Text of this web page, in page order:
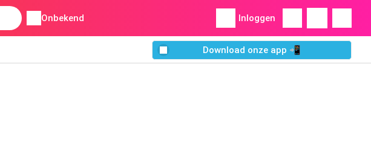
Onbekend Inloggen
Download onze app 📲